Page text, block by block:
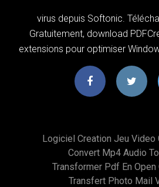
virus depuis Softonic.
Gratuitement, download
extensions pour optimiser
Logiciel Creation Jeu Video
Convert Mp4 Audio
Transformer Pdf En Open
Transfert Photo Mail